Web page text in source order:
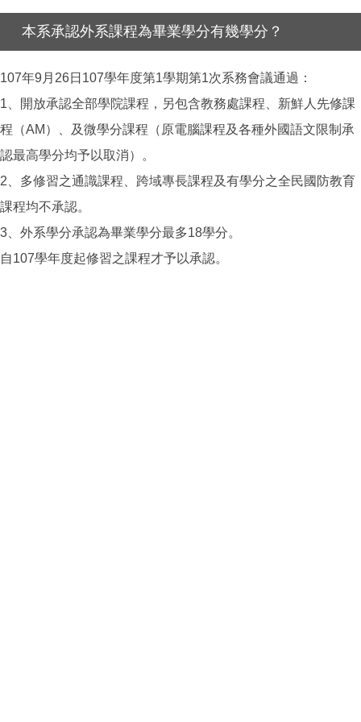
本系承認外系課程為畢業學分有幾學分？
107年9月26日107學年度第1學期第1次系務會議通過：
1、開放承認全部學院課程，另包含教務處課程、新鮮人先修課
程（AM）、及微學分課程（原電腦課程及各種外國語文限制承
認最高學分均予以取消）。
2、多修習之通識課程、跨域專長課程及有學分之全民國防教育
課程均不承認。
3、外系學分承認為畢業學分最多18學分。
自107學年度起修習之課程才予以承認。